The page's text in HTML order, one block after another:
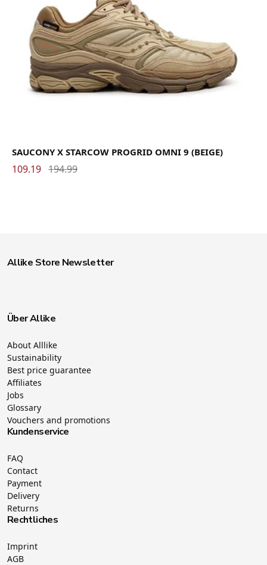
SAUCONY X STARCOW PROGRID OMNI 9 (BEIGE)
109.19 194.99
Allike Store Newsletter
Über Allike
About Alllike
Sustainability
Best price guarantee
Affiliates
Jobs
Glossary
Vouchers and promotions
Kundenservice
FAQ
Contact
Payment
Delivery
Returns
Rechtliches
Imprint
AGB